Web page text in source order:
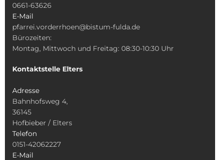
0661-63626
E-Mail
pfarrei.vorderrhoen@bistum-fulda.de
Bürozeiten:
Montag, Mittwoch und Freitag: 08:30-10:30 Uhr
Kontaktstelle Elters
Adresse
Bahnhofsweg 4,
36145
Hofbieber / Elters
Telefon
0151-42062227
E-Mail